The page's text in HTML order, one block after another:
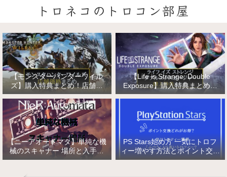
トロネコのトロコン部屋
【モンスターハンターワイル
ズ】購入特典まとめ！店舗特
典・店舗価格比較！
【Life is Strange: Double
Exposure】購入特典まとめ！
店舗特典・店舗価格比較！ライ
スポージャー
【ニーアオートマタ】単純な機
械のスキャナー 場所と入手方
法/複雑な機械と精巧な機械の
PS Stars始め方 一気にトロフ
ィー増やす方法とポイント交換
【PlayStation Stars】